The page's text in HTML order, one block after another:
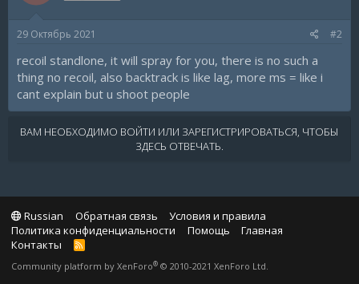
29 Октябрь 2021 #2
recoil standlone, it will spray for you, there is no such a
thing no recoil, also backtrack is like lag, more ms = like i
cant explain but u shoot people
ВАМ НЕОБХОДИМО ВОЙТИ ИЛИ ЗАРЕГИСТРИРОВАТЬСЯ, ЧТОБЫ
ЗДЕСЬ ОТВЕЧАТЬ.
Russian Обратная связь
Условия и правила
Политика конфиденциальности
Помощь
Главная
Контакты
R
S
Community platform by XenForo® © 2010-2021 XenForo Ltd.